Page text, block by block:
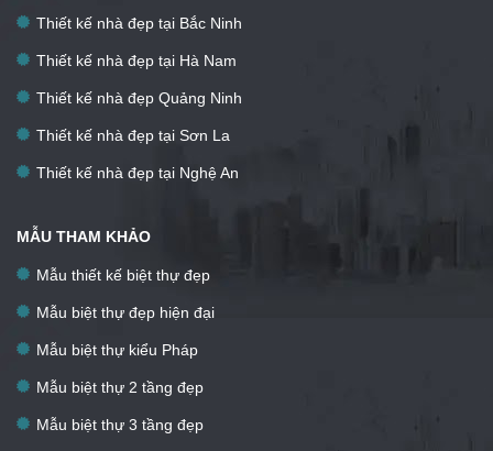
Thiết kế nhà đẹp tại Bắc Ninh
Thiết kế nhà đẹp tại Hà Nam
Thiết kế nhà đẹp Quảng Ninh
Thiết kế nhà đẹp tại Sơn La
Thiết kế nhà đẹp tại Nghệ An
MẪU THAM KHẢO
Mẫu thiết kế biệt thự đẹp
Mẫu biệt thự đẹp hiện đại
Mẫu biệt thự kiểu Pháp
Mẫu biệt thự 2 tầng đẹp
Mẫu biệt thự 3 tầng đẹp